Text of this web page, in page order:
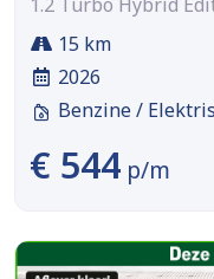
15 km
2026
Benzine /
€ 544 p/m